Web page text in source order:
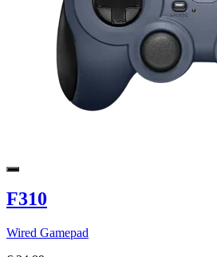
F310
Wired Gamepad